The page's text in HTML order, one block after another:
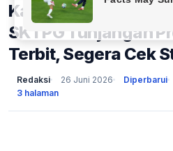
Kabar Baik untuk
SKTPG Tunjangan
Terbit, Segera Cek
Redaksi 26 Juni 2026 Diperbarui
3 halaman